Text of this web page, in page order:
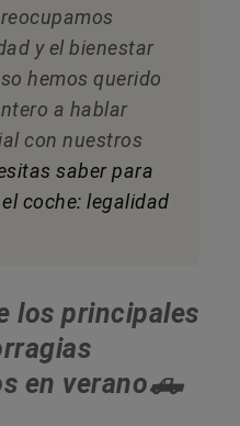
y el bienestar
hemos querido
a hablar
con nuestros
saber para
coche: legalidad
los principales
en verano🛻